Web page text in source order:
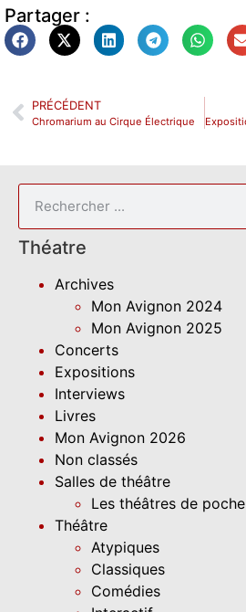
Théatre
Archives
Mon Avignon 2024
Mon Avignon 2025
Concerts
Expositions
Interviews
Livres
Mon Avignon 2026
Non classés
Salles de théâtre
Les théâtres de poche
Théâtre
Atypiques
Classiques
Comédies
Partager :
PRÉCÉDENT
Chromarium au Cirque Électrique